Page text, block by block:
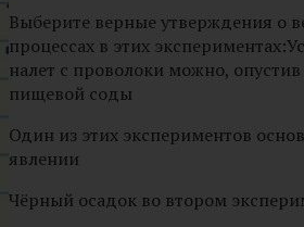
Выберите верные утверждения о
процессах в этих
налет с проволоки можно, опустив
пищевой соды
Один из этих экспериментов
явлении
Чёрный осадок во втором